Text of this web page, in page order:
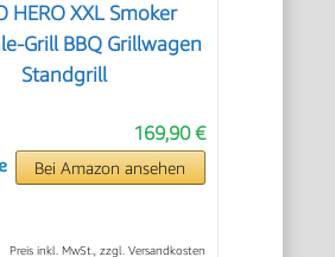
HERO XXL Smoker
Grill BBQ Grillwagen
Standgrill
169,90 €
Bei Amazon ansehen
Preis inkl. MwSt., zzgl. Versandkosten